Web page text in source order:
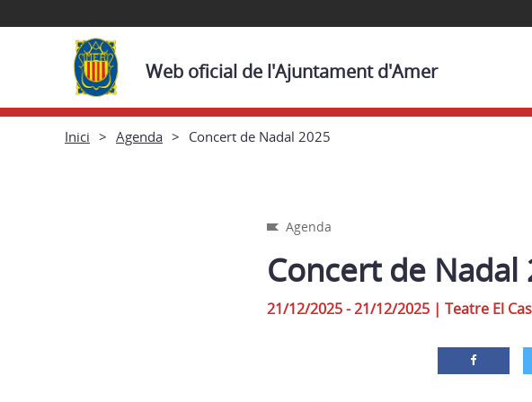
Web oficial de l'Ajuntament d'Amer
Inici Agenda Concert de Nadal 2025
Agenda
Concert de Nadal
21/12/2025 - 21/12/2025 | Teatre El